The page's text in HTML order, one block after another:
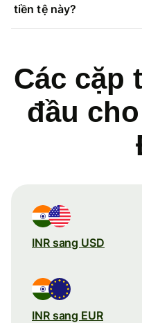
tiền tệ này?
Các cặp
đầu
INR sang USD
INR sang EUR